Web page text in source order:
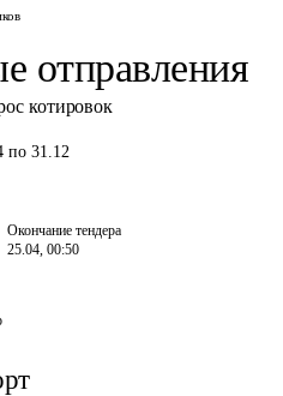
отправления
котировок
по 31.12
Окончание тендера
25.04, 00:50